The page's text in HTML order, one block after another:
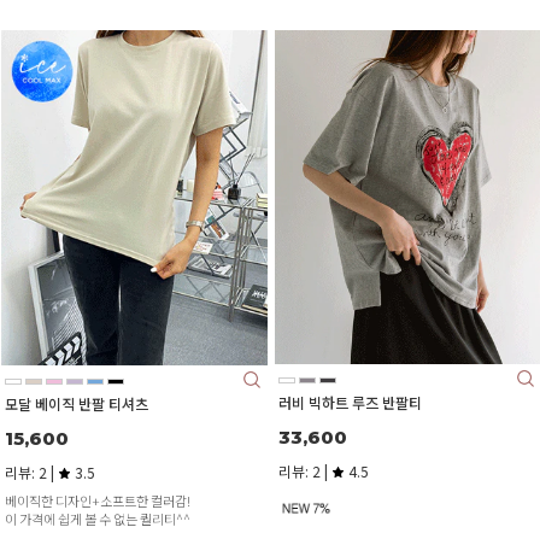
모달 베이직 반팔 티셔츠
15,600
리뷰: 2 | 3.5
베이직한 디자인+소프트한 컬러감!
이 가격에 쉽게 볼 수 없는 퀄리티^^
러비 빅하트 루즈 반팔티
33,600
리뷰: 2 | 4.5